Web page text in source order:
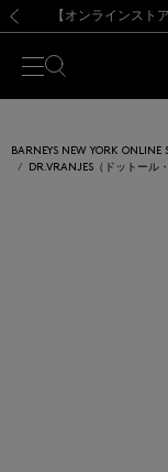
【夏季休業に
熊本県を中心と
【開催中
【夏季休業に
BARNEYS NEW YORK ONLINE
DR.VRANJES（ドットール